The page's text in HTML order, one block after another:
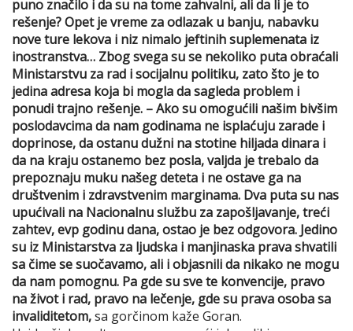
puno značilo i da su na tome zahvalni, ali da li je to
rešenje? Opet je vreme za odlazak u banju, nabavku
nove ture lekova i niz nimalo jeftinih suplemenata iz
inostranstva… Zbog svega su se nekoliko puta obraćali
Ministarstvu za rad i socijalnu politiku, zato što je to
jedina adresa koja bi mogla da sagleda problem i
ponudi trajno rešenje. – Ako su omogućili našim bivšim
poslodavcima da nam godinama ne isplaćuju zarade i
doprinose, da ostanu dužni na stotine hiljada dinara i
da na kraju ostanemo bez posla, valjda je trebalo da
prepoznaju muku našeg deteta i ne ostave ga na
društvenim i zdravstvenim marginama. Dva puta su nas
upućivali na Nacionalnu službu za zapošljavanje, treći
zahtev, evp godinu dana, ostao je bez odgovora. Jedino
su iz Ministarstva za ljudska i manjinaska prava shvatili
sa čime se suočavamo, ali i objasnili da nikako ne mogu
da nam pomognu. Pa gde su sve te konvencije, pravo
na život i rad, pravo na lečenje, gde su prava osoba sa
invaliditetom,sa gorčinom kaže Goran.